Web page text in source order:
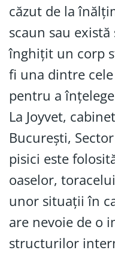
căzut de la
scaun sau
înghițit un corp
fi una dintre
pentru a
La Joyvet,
București,
pisici este
oaselor,
unor situații în
are nevoie de o
structurilor